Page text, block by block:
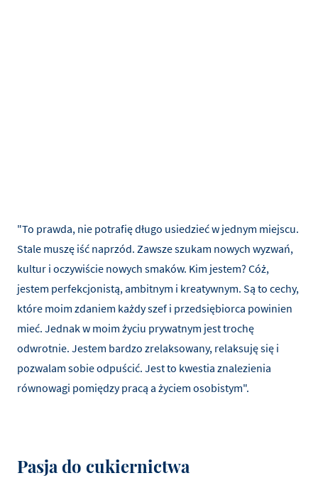
"To prawda, nie potrafię długo usiedzieć w jednym miejscu.
Stale muszę iść naprzód. Zawsze szukam nowych wyzwań,
kultur i oczywiście nowych smaków. Kim jestem? Cóż,
jestem perfekcjonistą, ambitnym i kreatywnym. Są to cechy,
które moim zdaniem każdy szef i przedsiębiorca powinien
mieć. Jednak w moim życiu prywatnym jest trochę
odwrotnie. Jestem bardzo zrelaksowany, relaksuję się i
pozwalam sobie odpuścić. Jest to kwestia znalezienia
równowagi pomiędzy pracą a życiem osobistym".
Pasja do cukiernictwa